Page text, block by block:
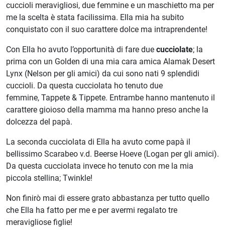
cuccioli meravigliosi, due femmine e un maschietto ma per
me la scelta è stata facilissima. Ella mia ha subito
conquistato con il suo carattere dolce ma intraprendente!
Con Ella ho avuto l’opportunità di fare due cucciolate; la
prima con un Golden di una mia cara amica Alamak Desert
Lynx (Nelson per gli amici) da cui sono nati 9 splendidi
cuccioli. Da questa cucciolata ho tenuto due
femmine, Tappete & Tippete. Entrambe hanno mantenuto il
carattere gioioso della mamma ma hanno preso anche la
dolcezza del papà.
La seconda cucciolata di Ella ha avuto come papà il
bellissimo Scarabeo v.d. Beerse Hoeve (Logan per gli amici).
Da questa cucciolata invece ho tenuto con me la mia
piccola stellina; Twinkle!
Non finirò mai di essere grato abbastanza per tutto quello
che Ella ha fatto per me e per avermi regalato tre
meravigliose figlie!